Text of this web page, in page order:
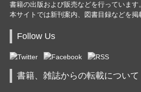
書籍の出版および販売などを行っています。
本サイトでは新刊案内、図書目録などを掲
Follow Us
書籍、雑誌からの転載について